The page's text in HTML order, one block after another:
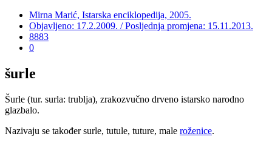
Mirna Marić, Istarska enciklopedija, 2005.
Objavljeno: 17.2.2009. / Posljednja promjena: 15.11.2013.
8883
0
šurle
Šurle (tur. surla: trublja), zrakozvučno drveno istarsko narodno
glazbalo.
Nazivaju se također surle, tutule, tuture, male roženice.